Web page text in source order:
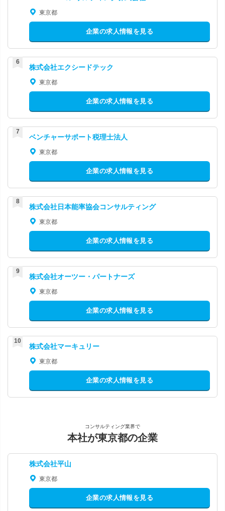
東京都
企業の求人情報を見る
株式会社エクシードテック
東京都
企業の求人情報を見る
ベンチャーサポート税理士法人
東京都
企業の求人情報を見る
株式会社日本能率協会コンサルティング
東京都
企業の求人情報を見る
株式会社オーツー・パートナーズ
東京都
企業の求人情報を見る
株式会社マーキュリー
東京都
企業の求人情報を見る
コンサルティング業界で
本社が東京都の企業
株式会社平山
東京都
企業の求人情報を見る